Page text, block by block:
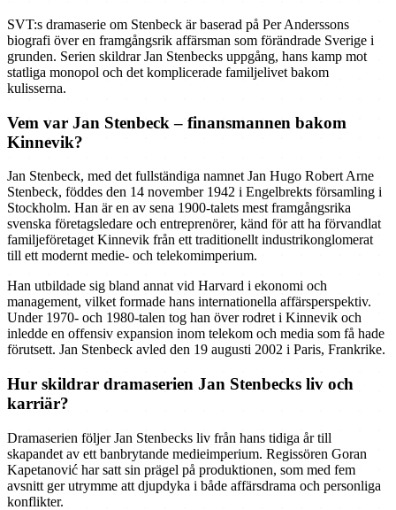
SVT:s dramaserie om Stenbeck är baserad på Per Anderssons
biografi över en framgångsrik affärsman som förändrade Sverige i
grunden. Serien skildrar Jan Stenbecks uppgång, hans kamp mot
statliga monopol och det komplicerade familjelivet bakom
kulisserna.
Vem var Jan Stenbeck – finansmannen bakom
Kinnevik?
Jan Stenbeck, med det fullständiga namnet Jan Hugo Robert Arne
Stenbeck, föddes den 14 november 1942 i Engelbrekts församling i
Stockholm. Han är en av sena 1900-talets mest framgångsrika
svenska företagsledare och entreprenörer, känd för att ha förvandlat
familjeföretaget Kinnevik från ett traditionellt industrikonglomerat
till ett modernt medie- och telekomimperium.
Han utbildade sig bland annat vid Harvard i ekonomi och
management, vilket formade hans internationella affärsperspektiv.
Under 1970- och 1980-talen tog han över rodret i Kinnevik och
inledde en offensiv expansion inom telekom och media som få hade
förutsett. Jan Stenbeck avled den 19 augusti 2002 i Paris, Frankrike.
Hur skildrar dramaserien Jan Stenbecks liv och
karriär?
Dramaserien följer Jan Stenbecks liv från hans tidiga år till
skapandet av ett banbrytande medieimperium. Regissören Goran
Kapetanović har satt sin prägel på produktionen, som med fem
avsnitt ger utrymme att djupdyka i både affärsdrama och personliga
konflikter.